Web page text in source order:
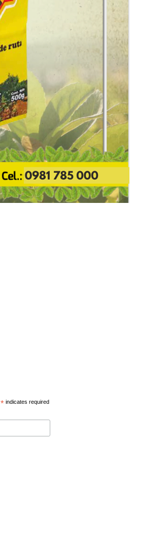
*indicates required